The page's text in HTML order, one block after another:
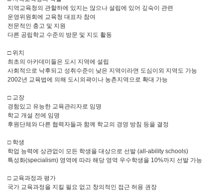
지역교육청의 관할하에 있지는 않으나 설립에 있어 깊숙이 관련
운영위원회에 교육청 대표자 참여
전문적인 충고 및 지원
다른 공립학교 수준의 방문 및 지도 활동
□ 위치
최초의 아카데미들은 도시 지역에 설립
사회적으로 낙후되고 성취수준이 낮은 지역이라면 도심이외 지역도 가능
2002년 교육법에 의해 도시외곽이나 농촌지역으로 확대 가능
□ 교장
경험있고 유능한 교육관리자로 임명
학교 개설 전에 임명
후원단체와 다른 협력자들과 함께 학교의 경영 방침 등을 결정
□ 학생
학업 능력에 상관없이 모든 학생을 대상으로 선발 (all-ability schools)
특성화(specialism) 영역에 따라 해당 영역 우수학생을 10%까지 선발 가능
□ 교육과정과 평가
국가 교육과정을 지킬 필요 없고 창의적인 접근 허용 권장